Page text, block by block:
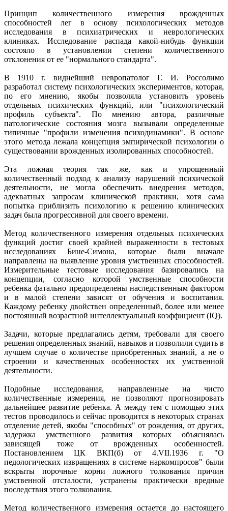
Принцип количественного измерения врожденных
способностей лег в основу психологических методов
исследования в психиатрических и неврологических
клиниках. Исследование распада какой-нибудь функции
состояло в установлении степени количественного
отклонения от ее "нормального стандарта".
В 1910 г. виднейший невропатолог Г. И. Россолимо
разработал систему психологических экспериментов, которая,
по его мнению, якобы позволяла установить уровень
отдельных психических функций, или "психологический
профиль субъекта". По мнению автора, различные
патологические состояния мозга вызывали определенные
типичные "профили изменения психодинамики". В основе
этого метода лежала концепция эмпирической психологии о
существовании врожденных изолированных способностей.
Эта ложная теория так же, как и упрощенный
количественный подход к анализу нарушений психической
деятельности, не могла обеспечить внедрения методов,
адекватных запросам клинической практики, хотя сама
попытка приблизить психологию к решению клинических
задач была прогрессивной для своего времени.
Метод количественного измерения отдельных психических
функций достиг своей крайней выраженности в тестовых
исследованиях Бине-Симона, которые были вначале
направлены на выявление уровня умственных способностей.
Измерительные тестовые исследования базировались на
концепции, согласно которой умственные способности
ребенка фатально предопределены наследственным фактором
и в малой степени зависят от обучения и воспитания.
Каждому ребенку двойствен определенный, более или менее
постоянный возрастной интеллектуальный коэффициент (IQ).
Задачи, которые предлагались детям, требовали для своего
решения определенных знаний, навыков и позволили судить в
лучшем случае о количестве приобретенных знаний, а не о
строении и качественных особенностях их умственной
деятельности.
Подобные исследования, направленные на чисто
количественные измерения, не позволяют прогнозировать
дальнейшее развитие ребенка. А между тем с помощью этих
тестов проводилось и сейчас проводится в некоторых странах
отделение детей, якобы "способных" от рождения, от других,
задержка умственного развития которых объяснялась
зависящей тоже от врожденных особенностей.
Постановлением ЦК ВКП(б) от 4.VII.1936 г. "О
педологических извращениях в системе наркомпросов" были
вскрыты порочные корни ложного толкования причин
умственной отсталости, устранены практически вредные
последствия этого толкования.
Метод количественного измерения остается до настоящего